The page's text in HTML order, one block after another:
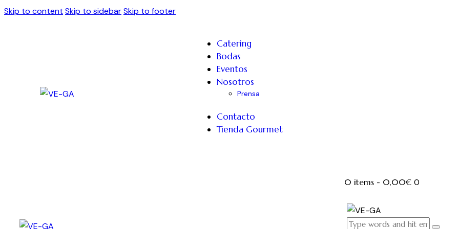
Skip to content Skip to sidebarSkip to footer
Catering
Bodas
Eventos
Nosotros
Prensa
Contacto
Tienda Gourmet
0 items - 0,00€ 0